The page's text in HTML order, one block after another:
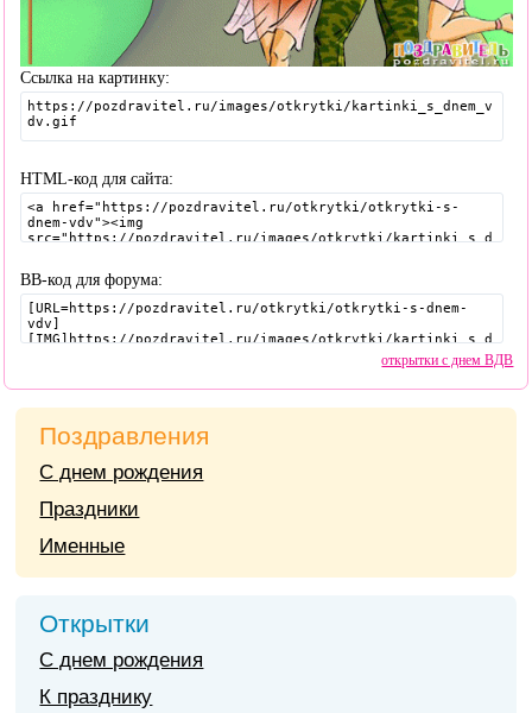
Ссылка на картинку:
HTML-код для сайта:
BB-код для форума:
открытки с днем ВДВ
Поздравления
С днем рождения
Праздники
Именные
Открытки
С днем рождения
К празднику